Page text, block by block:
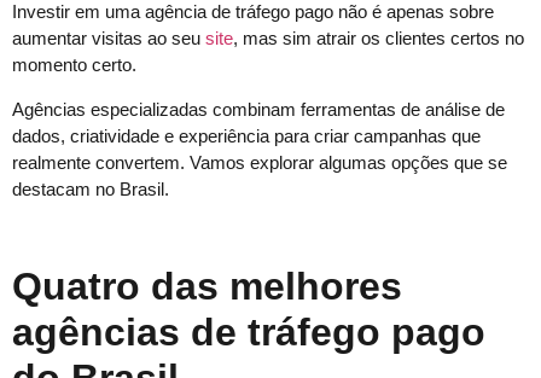
Investir em uma agência de tráfego pago não é apenas sobre
aumentar visitas ao seu site, mas sim atrair os clientes certos no
momento certo.
Agências especializadas combinam ferramentas de análise de
dados, criatividade e experiência para criar campanhas que
realmente convertem. Vamos explorar algumas opções que se
destacam no Brasil.
Quatro das melhores
agências de tráfego pago